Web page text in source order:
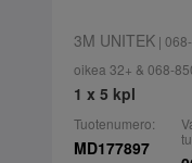
3M UNITEK|
oikea 32+ & 068-
1 x 5 kpl
Tuotenumero:
MD177897